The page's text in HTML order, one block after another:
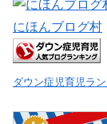
にほんブログ村
ダウン症児育児ラ